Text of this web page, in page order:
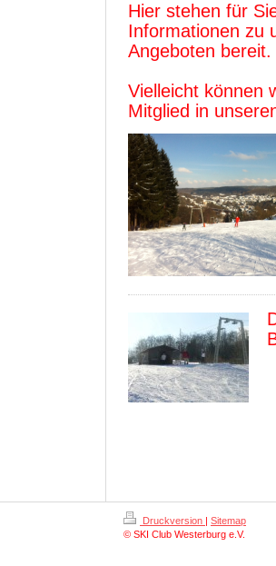
Hier stehen für
Informationen zu
Angeboten bereit.
Vielleicht können
Mitglied in
Druckversion | Sitemap
© SKI Club Westerburg e.V.